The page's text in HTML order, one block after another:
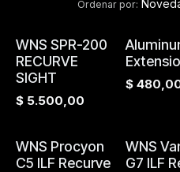
Ordenar por:
WNS SPR-200
RECURVE
SIGHT
$ 5.500,00
$
WNS Procyon
C5 ILF Recurve
WNS
G7 ILF